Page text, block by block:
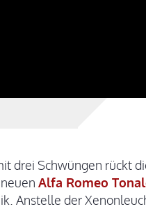
drei Schwüngen rückt
Alfa Romeo
Anstelle der